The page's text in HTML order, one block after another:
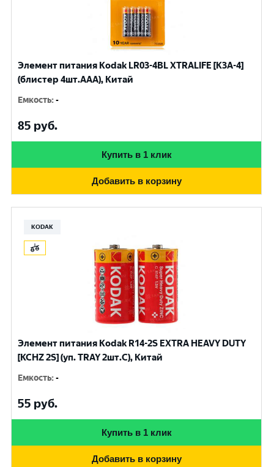
Элемент питания Kodak LR03-4BL XTRALIFE [K3A-4]
(блистер 4шт.AАА), Китай
Емкость:-
85 руб.
Купить в 1 клик
Добавить в корзину
KODAK
Элемент питания Kodak R14-2S EXTRA HEAVY DUTY
[KCHZ 2S] (уп. TRAY 2шт.C), Китай
Емкость:-
55 руб.
Купить в 1 клик
Добавить в корзину